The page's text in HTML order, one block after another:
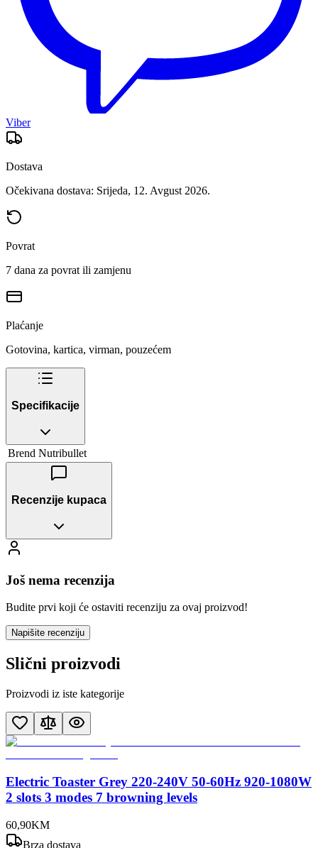
Viber
Dostava
Očekivana dostava: Srijeda, 12. Avgust 2026.
Povrat
7 dana za povrat ili zamjenu
Plaćanje
Gotovina, kartica, virman, pouzećem
Specifikacije
Brend Nutribullet
Recenzije kupaca
Još nema recenzija
Budite prvi koji će ostaviti recenziju za ovaj proizvod!
Napišite recenziju
Slični proizvodi
Proizvodi iz iste kategorije
Electric Toaster Grey 220-240V 50-60Hz 920-1080W
2 slots 3 modes 7 browning levels
60,90KM
Brza dostava